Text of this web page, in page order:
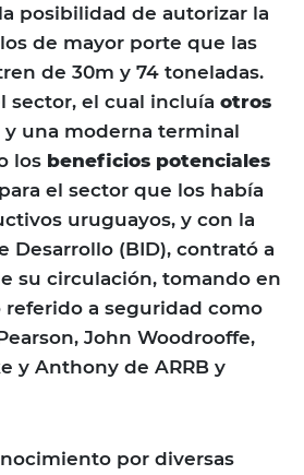
posibilidad de autorizar la
de mayor porte que las
de 30m y 74 toneladas.
sector, el cual incluía otros
una moderna terminal
los beneficios potenciales
el sector que los había
uruguayos, y con la
Desarrollo (BID), contrató a
su circulación, tomando en
a seguridad como
John Woodrooffe,
y Anthony de ARRB y
por diversas